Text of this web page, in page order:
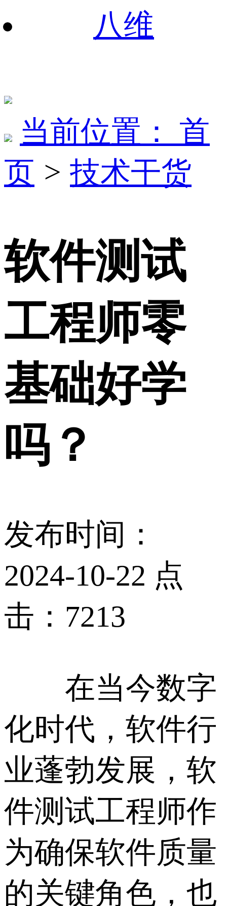
八维
当前位置： 首
页 > 技术干货
软件测试
工程师零
基础好学
吗？
发布时间：
2024-10-22 点
击：7213
在当今数字
化时代，软件行
业蓬勃发展，软
件测试工程师作
为确保软件质量
的关键角色，也